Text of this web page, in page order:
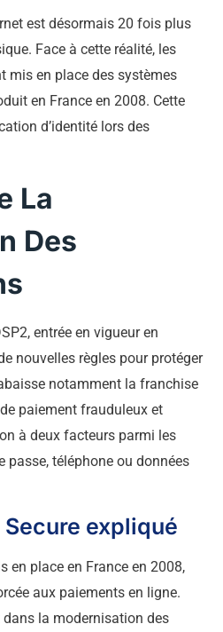
est désormais 20 fois plus
Face à cette réalité, les
mis en place des systèmes
en France en 2008. Cette
d’identité lors des
La
Des
entrée en vigueur en
nouvelles règles pour protéger
notamment la franchise
paiement frauduleux et
à deux facteurs parmi les
téléphone ou données
expliqué
en place en France en 2008,
aux paiements en ligne.
dans la modernisation des